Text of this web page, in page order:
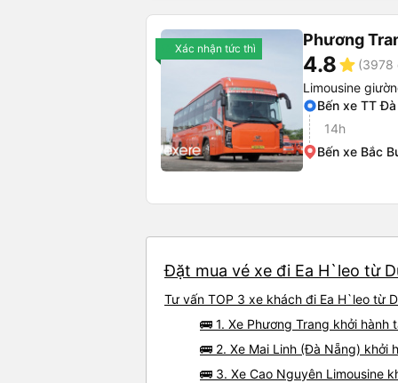
Xác nhận tức thì Phương
4.8star (3978
Limousine
Bến xe TT
14h
Bến xe Bắc
Đặt mua vé xe đi Ea H`leo từ
Tư vấn TOP 3 xe khách đi Ea H`leo từ
🚌 1. Xe Phương Trang khởi hành
🚌 2. Xe Mai Linh (Đà Nẵng) khởi
🚌 3. Xe Cao Nguyên Limousine